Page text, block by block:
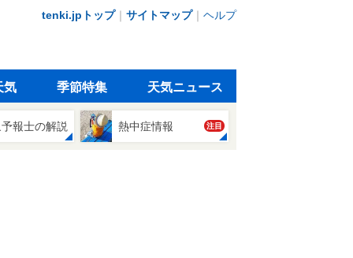
tenki.jpトップ｜ サイトマップ｜ ヘルプ
気 季節特集 天気ニュース
報士の解説 熱中症情報 注目